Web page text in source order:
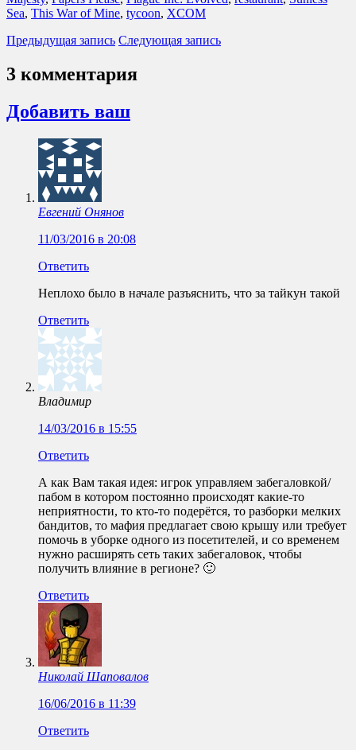
Sea, This War of Mine, tycoon, XCOM
Предыдущая запись Следующая запись
3 комментария
Добавить ваш
Евгений Онянов
11/03/2016 в 20:08
Ответить
Неплохо было в начале разъяснить, что за тайкун такой
Ответить
Владимир
14/03/2016 в 15:55
Ответить
А как Вам такая идея: игрок управляем забегаловкой/
пабом в котором постоянно происходят какие-то
неприятности, то кто-то подерётся, то разборки мелких
бандитов, то мафия предлагает свою крышу или требует
помочь в уборке одного из посетителей, и со временем
нужно расширять сеть таких забегаловок, чтобы
получить влияние в регионе? 🙂
Ответить
Николай Шаповалов
16/06/2016 в 11:39
Ответить